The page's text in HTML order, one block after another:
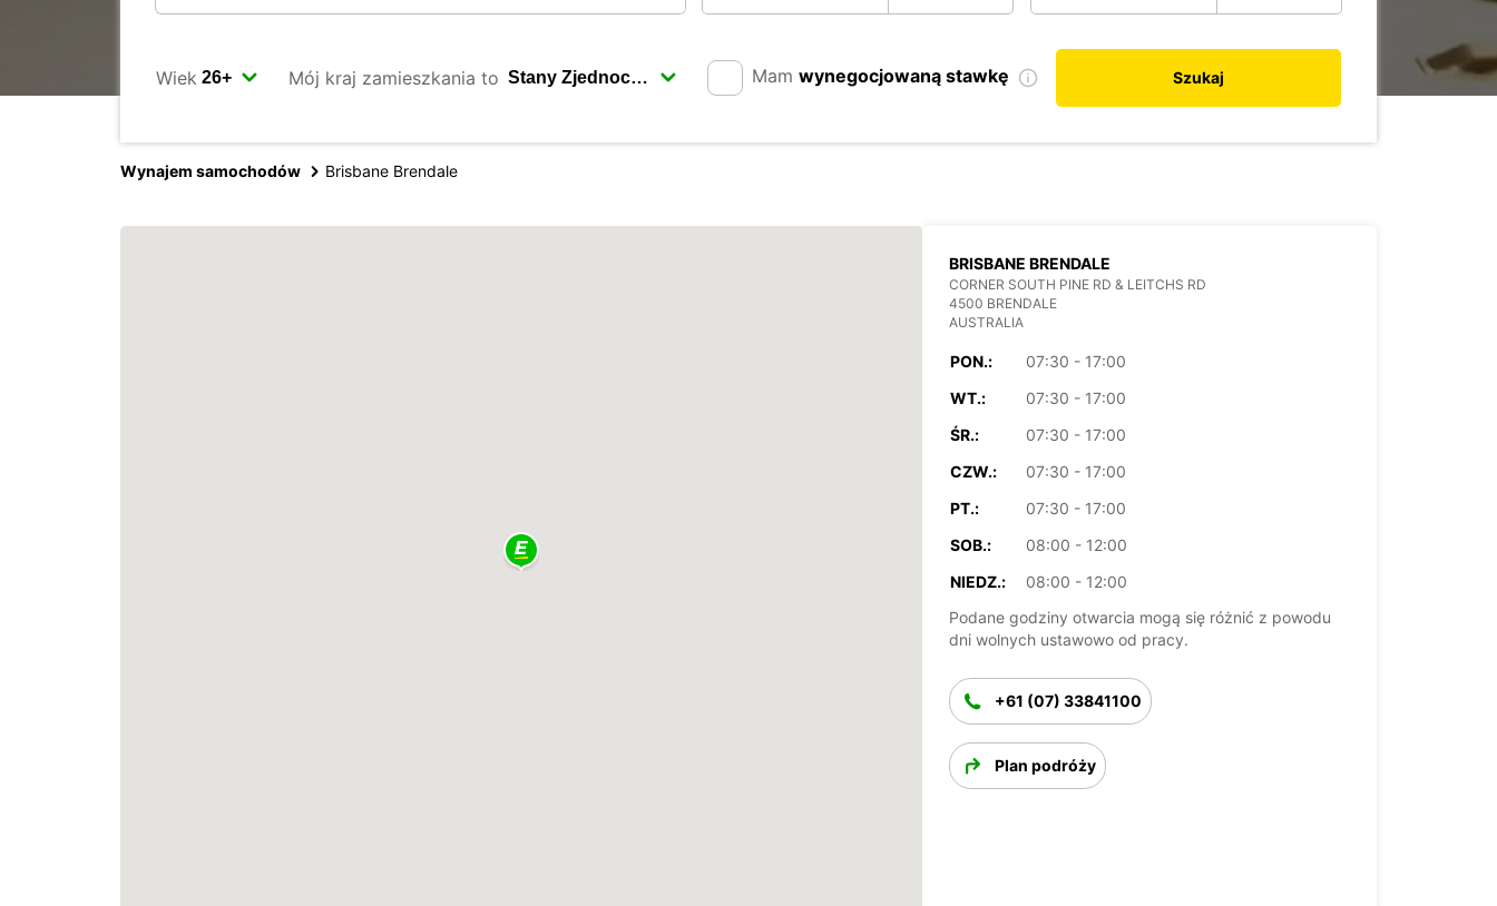
Wiek Mój kraj zamieszkania to Mam wynegocjowaną stawkę Szukaj
Wynajem samochodów Brisbane Brendale
BRISBANE BRENDALE
CORNER SOUTH PINE RD & LEITCHS RD
4500 BRENDALE
AUSTRALIA
PON.:
07:30 - 17:00
WT.:
07:30 - 17:00
ŚR.:
07:30 - 17:00
CZW.:
07:30 - 17:00
PT.:
07:30 - 17:00
SOB.:
08:00 - 12:00
NIEDZ.:
08:00 - 12:00
Podane godziny otwarcia mogą się różnić z powodu
dni wolnych ustawowo od pracy.
+61 (07) 33841100
Plan podróży